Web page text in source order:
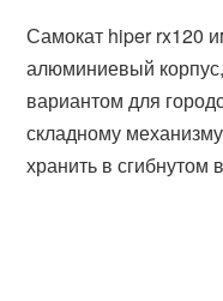
Самокат hiper rx120
алюминиевый
вариантом для
складному
хранить в сгибнутом